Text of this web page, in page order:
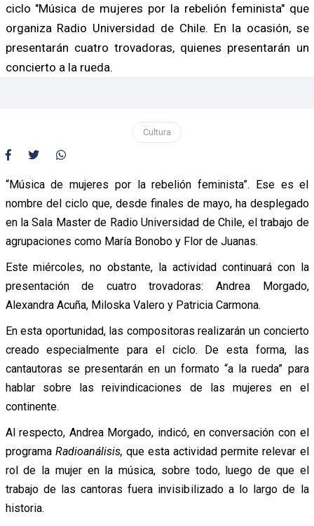
ciclo "Música de mujeres por la rebelión feminista" que
organiza Radio Universidad de Chile. En la ocasión, se
presentarán cuatro trovadoras, quienes presentarán un
concierto a la rueda.
Cultura
“Música de mujeres por la rebelión feminista”. Ese es el
nombre del ciclo que, desde finales de mayo, ha desplegado
en la Sala Master de Radio Universidad de Chile, el trabajo de
agrupaciones como María Bonobo y Flor de Juanas.
Este miércoles, no obstante, la actividad continuará con la
presentación de cuatro trovadoras: Andrea Morgado,
Alexandra Acuña, Miloska Valero y Patricia Carmona.
En esta oportunidad, las compositoras realizarán un concierto
creado especialmente para el ciclo. De esta forma, las
cantautoras se presentarán en un formato “a la rueda” para
hablar sobre las reivindicaciones de las mujeres en el
continente.
Al respecto, Andrea Morgado, indicó, en conversación con el
programa Radioanálisis, que esta actividad permite relevar el
rol de la mujer en la música, sobre todo, luego de que el
trabajo de las cantoras fuera invisibilizado a lo largo de la
historia.